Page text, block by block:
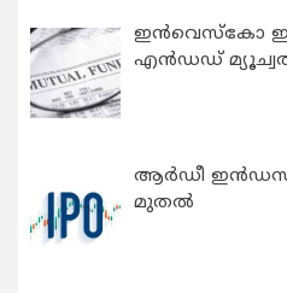
ഇന്‍വെസ്കോ
എന്‍ഡഡ്
ആർഡീ
മുതൽ